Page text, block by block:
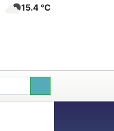
15.4 ℃